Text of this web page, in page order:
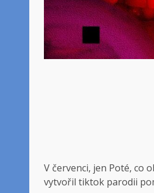
V červenci, jen Poté, co
vytvořil tiktok parodii